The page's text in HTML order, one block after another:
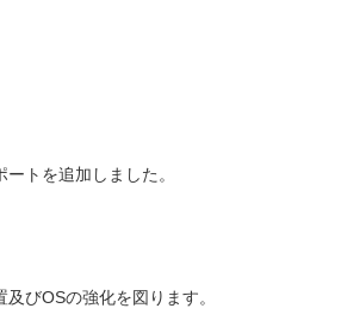
トを追加しました。
びOSの強化を図ります。